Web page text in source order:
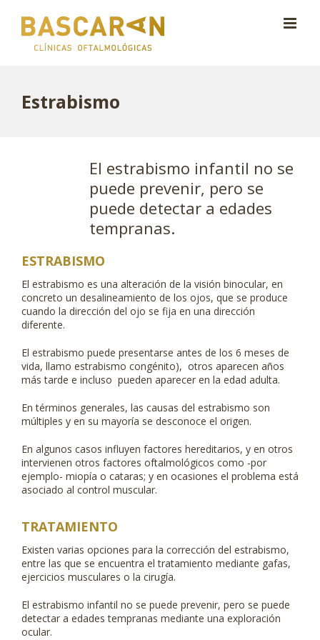
contenido
Estrabismo
El estrabismo infantil no se
puede prevenir, pero se
puede detectar a edades
tempranas.
ESTRABISMO
El estrabismo es una alteración de la visión binocular, en
concreto un desalineamiento de los ojos, que se produce
cuando la dirección del ojo se fija en una dirección
diferente.
El estrabismo puede presentarse antes de los 6 meses de
vida, llamo estrabismo congénito), otros aparecen años
más tarde e incluso pueden aparecer en la edad adulta.
En términos generales, las causas del estrabismo son
múltiples y en su mayoría se desconoce el origen.
En algunos casos influyen factores hereditarios, y en otros
intervienen otros factores oftalmológicos como -por
ejemplo- miopía o cataras; y en ocasiones el problema está
asociado al control muscular.
TRATAMIENTO
Existen varias opciones para la corrección del estrabismo,
entre las que se encuentra el tratamiento mediante gafas,
ejercicios musculares o la cirugía.
El estrabismo infantil no se puede prevenir, pero se puede
detectar a edades tempranas mediante una exploración
ocular.